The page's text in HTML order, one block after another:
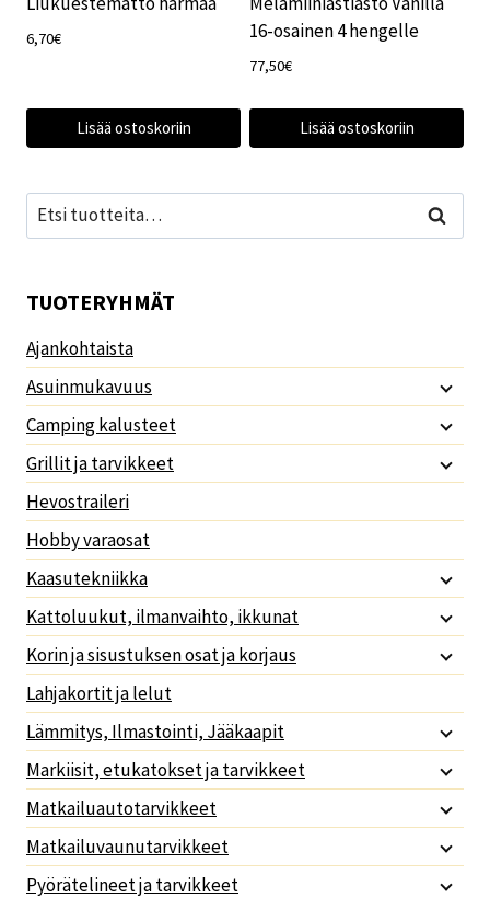
6,70€
Lisää ostoskoriin
16-osainen 4 hengelle
77,50€
Lisää ostoskoriin
Etsi: Haku
TUOTERYHMÄT
Ajankohtaista
Asuinmukavuus
Camping kalusteet
Grillit ja tarvikkeet
Hevostraileri
Hobby varaosat
Kaasutekniikka
Kattoluukut, ilmanvaihto, ikkunat
Korin ja sisustuksen osat ja korjaus
Lahjakortit ja lelut
Lämmitys, Ilmastointi, Jääkaapit
Markiisit, etukatokset ja tarvikkeet
Matkailuautotarvikkeet
Matkailuvaunutarvikkeet
Pyörätelineet ja tarvikkeet